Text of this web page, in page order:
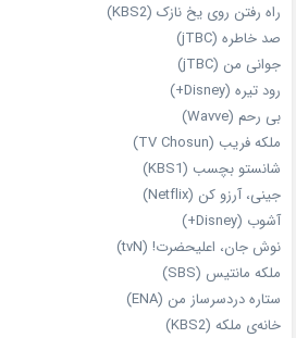
راه رفتن روی یخ نازک (KBS2)
صد خاطره (jTBC)
جوانی من (jTBC)
رود تیره (Disney+)
بی‌ رحم (Wavve)
ملکه فریب (TV Chosun)
شانستو بچسب (KBS1)
جینی، آرزو کن (Netflix)
آشوب (Disney+)
نوش جان، اعلیحضرت! (tvN)
ملکه‌ مانتیس (SBS)
ستاره دردسرساز من (ENA)
خانه‌ی ملکه (KBS2)